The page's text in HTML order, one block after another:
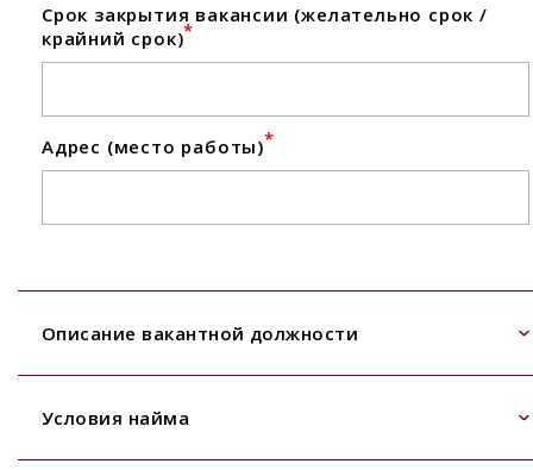
Срок закрытия вакансии (желательно срок /
крайний срок)*
Адрес (место работы)*
Описание вакантной должности
Условия найма